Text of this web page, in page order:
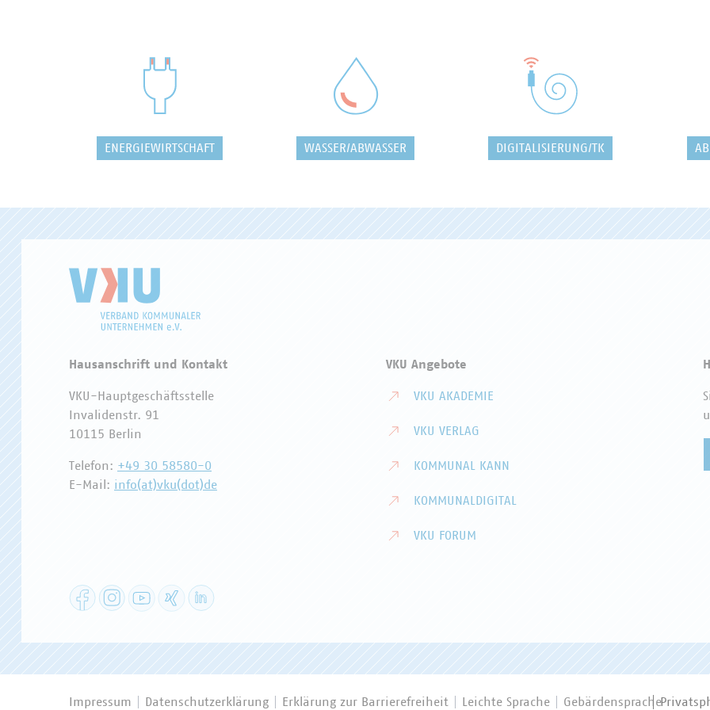
ENERGIEWIRTSCHAFT WASSER/ABWASSER DIGITALISIERUNG/TK
Hausanschrift und Kontakt
VKU-Hauptgeschäftsstelle
Invalidenstr. 91
10115 Berlin
Telefon: +49 30 58580-0
E-Mail: info(at)vku(dot)de
VKU Angebote
VKU AKADEMIE
VKU VERLAG
KOMMUNAL KANN
KOMMUNALDIGITAL
VKU FORUM
FacebookInstagramYouTube XING
Impressum Datenschutzerklärung Erklärung zur Barrierefreiheit Leichte Sprache Gebärdensprache